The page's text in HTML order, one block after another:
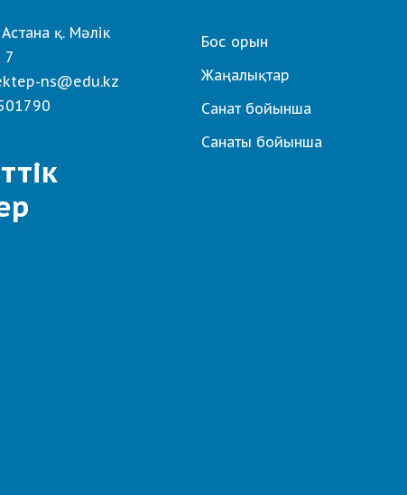
Астана қ. Мәлік
7
ns@edu.kz
Бос орын
Жаңалықтар
Санат бойынша
Санаты бойынша